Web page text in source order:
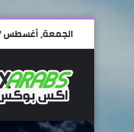
الجمعة, أغسطس 7 2026